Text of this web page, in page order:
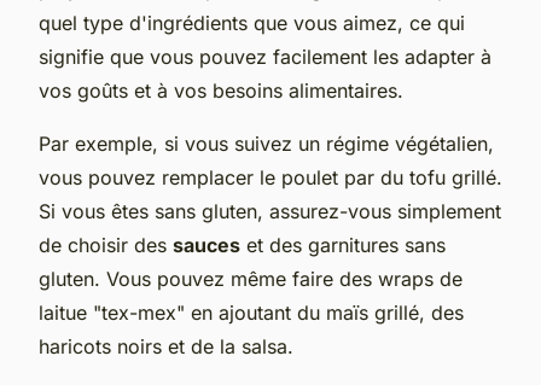
quel type d'ingrédients que vous aimez, ce qui
signifie que vous pouvez facilement les adapter à
vos goûts et à vos besoins alimentaires.
Par exemple, si vous suivez un régime végétalien,
vous pouvez remplacer le poulet par du tofu grillé.
Si vous êtes sans gluten, assurez-vous simplement
de choisir des sauces et des garnitures sans
gluten. Vous pouvez même faire des wraps de
laitue "tex-mex" en ajoutant du maïs grillé, des
haricots noirs et de la salsa.